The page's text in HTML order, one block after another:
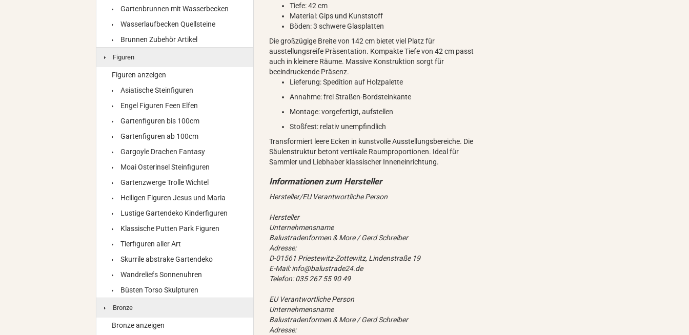
Tiefe: 42 cm
Material: Gips und Kunststoff
Böden: 3 schwere Glasplatten
Die großzügige Breite von 142 cm bietet viel Platz für
ausstellungsreife Präsentation. Kompakte Tiefe von 42 cm passt
auch in kleinere Räume. Massive Konstruktion sorgt für
beeindruckende Präsenz.
Lieferung: Spedition auf Holzpalette
Annahme: frei Straßen-Bordsteinkante
Montage: vorgefertigt, aufstellen
Stoßfest: relativ unempfindlich
Transformiert leere Ecken in kunstvolle Ausstellungsbereiche. Die
Säulenstruktur betont vertikale Raumproportionen. Ideal für
Sammler und Liebhaber klassischer Inneneinrichtung.
Hersteller/EU Verantwortliche Person
Hersteller
Unternehmensname
Balustradenformen & More / Gerd Schreiber
Adresse:
D-01561 Priestewitz-Zottewitz, Lindenstraße 19
E-Mail: info@balustrade24.de
Telefon: 035 267 55 90 49
EU Verantwortliche Person
Unternehmensname
Balustradenformen & More / Gerd Schreiber
Adresse:
Gartenbrunnen mit Wasserbecken
Wasserlaufbecken Quellsteine
Brunnen Zubehör Artikel
Figuren
Figuren anzeigen
Asiatische Steinfiguren
Engel Figuren Feen Elfen
Gartenfiguren bis 100cm
Gartenfiguren ab 100cm
Gargoyle Drachen Fantasy
Moai Osterinsel Steinfiguren
Gartenzwerge Trolle Wichtel
Heiligen Figuren Jesus und Maria
Lustige Gartendeko Kinderfiguren
Klassische Putten Park Figuren
Tierfiguren aller Art
Skurrile abstrake Gartendeko
Wandreliefs Sonnenuhren
Büsten Torso Skulpturen
Bronze
Bronze anzeigen